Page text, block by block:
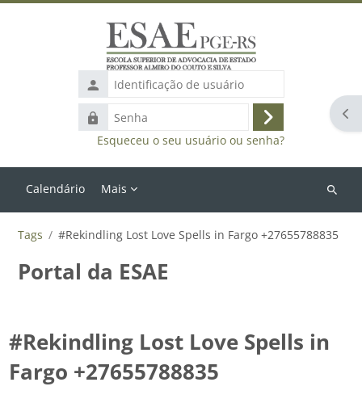
Identificação
de
usuário
Senha
Acessar
Esqueceu o seu usuário ou senha?
Calendário Mais
Buscar
Tags #Rekindling Lost Love Spells in Fargo +27655788835
Portal da ESAE
#Rekindling Lost Love Spells in
Fargo +27655788835